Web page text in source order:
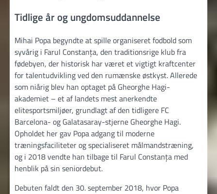
Tidlige år og ungdomsuddannelse
Mihai Popa begyndte at spille organiseret fodbold som
syvårig i Farul Constanța, den traditionsrige klub fra
fødebyen, der historisk har været et vigtigt kraftcenter
for talentudvikling ved den rumænske østkyst. Allerede
som niårig blev han optaget på Gheorghe Hagi-
akademiet – et af landets mest anerkendte
elitesportsmiljøer, grundlagt af den tidligere FC
Barcelona- og Galatasaray-stjerne Gheorghe Hagi.
Opholdet her gav Popa adgang til moderne
træningsfaciliteter og specialiseret målmandstræning,
og i 2018 vendte han tilbage til Farul Constanța med
henblik på sin seniordebut.
Debuten faldt den 30. september 2018, hvor Popa